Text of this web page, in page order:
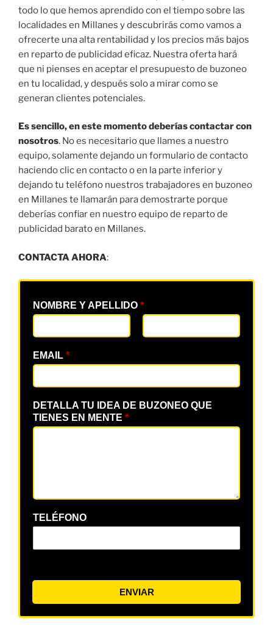
todo lo que hemos aprendido con el tiempo sobre las
localidades en Millanes y descubrirás como vamos a
ofrecerte una alta rentabilidad y los precios más bajos
en reparto de publicidad eficaz. Nuestra oferta hará
que ni pienses en aceptar el presupuesto de buzoneo
en tu localidad, y después solo a mirar como se
generan clientes potenciales.
Es sencillo, en este momento deberías contactar con
nosotros. No es necesitario que llames a nuestro
equipo, solamente dejando un formulario de contacto
haciendo clic en contacto o en la parte inferior y
dejando tu teléfono nuestros trabajadores en buzoneo
en Millanes te llamarán para demostrarte porque
deberías confiar en nuestro equipo de reparto de
publicidad barato en Millanes.
CONTACTA AHORA:
NOMBRE Y APELLIDO *
EMAIL *
DETALLA TU IDEA DE BUZONEO QUE
TIENES EN MENTE *
TELÉFONO
ENVIAR